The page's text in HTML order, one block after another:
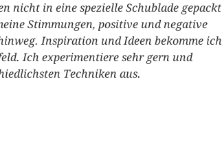
nicht in eine spezielle Schublade gepackt
Stimmungen, positive und negative
Inspiration und Ideen bekomme ich
Ich experimentiere sehr gern und
Techniken aus.